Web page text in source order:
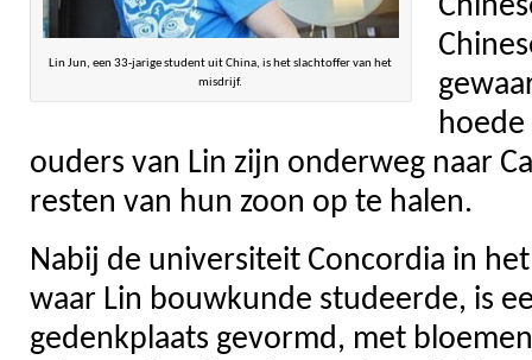
Lin Jun, een 33-jarige student uit China, is het slachtoffer van het
misdrijf.
hoede
ouders van Lin zijn onderweg naar
resten van hun zoon op te halen.
Nabij de universiteit Concordia in
waar Lin bouwkunde studeerde, is
gedenkplaats gevormd, met